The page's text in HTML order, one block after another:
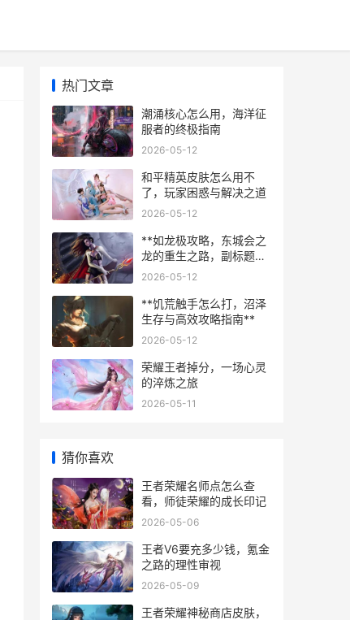
热门文章
潮涌核心怎么用，海洋征
服者的终极指南
2026-05-12
和平精英皮肤怎么用不
了，玩家困惑与解决之道
2026-05-12
**如龙极攻略，东城会之
龙的重生之路，副标题，
桐生一马的极道指南**
2026-05-12
**饥荒触手怎么打，沼泽
生存与高效攻略指南**
2026-05-12
荣耀王者掉分，一场心灵
的淬炼之旅
2026-05-11
猜你喜欢
王者荣耀名师点怎么查
看，师徒荣耀的成长印记
2026-05-06
王者V6要充多少钱，氪金
之路的理性审视
2026-05-09
王者荣耀神秘商店皮肤，